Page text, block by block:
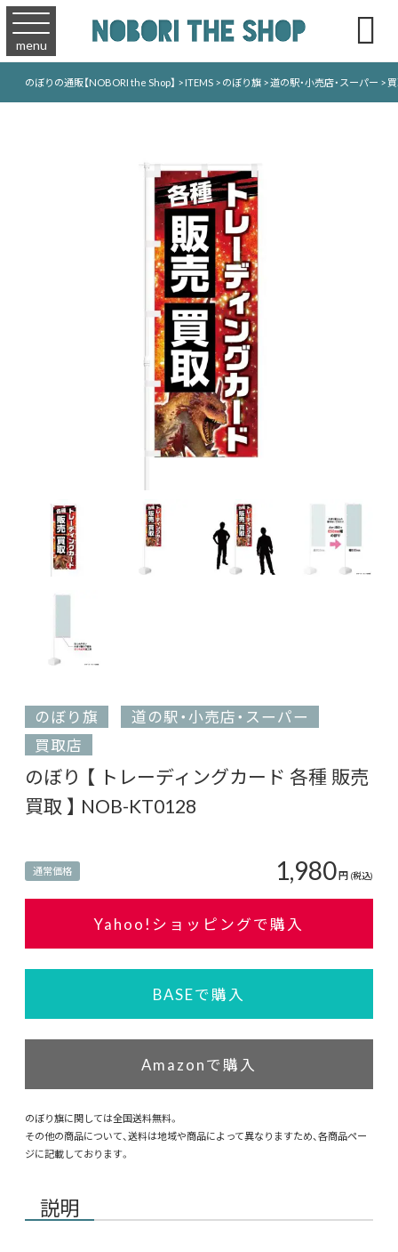
menu 
のぼりの通販【NOBORI the Shop】 >ITEMS>のぼり旗>道の駅・小売店・スーパー >
のぼり旗
道の駅・小売店・スーパー
買取店
のぼり 【 トレーディングカード 各種 販売
買取 】 NOB-KT0128
通常価格 1,980円 (税込)
Yahoo!ショッピングで購入
BASEで購入
Amazonで購入
のぼり旗に関しては全国送料無料。
その他の商品について、送料は地域や商品によって異なりますため、各商品ペー
ジに記載しております。
説明